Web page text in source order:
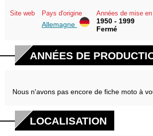
Site web Pays d'origine
Allemagne
Années de mise
1950 - 1999
Fermé
ANNÉES DE
Nous n'avons pas encore de fiche moto à
LOCALISATION